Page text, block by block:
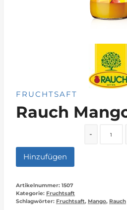
FRUCHTSAFT
Rauch
-
Hinzufügen
Artikelnummer: 1507
Kategorie: Fruchtsaft
Schlagwörter: Fruchtsaft, Mango, Rauch